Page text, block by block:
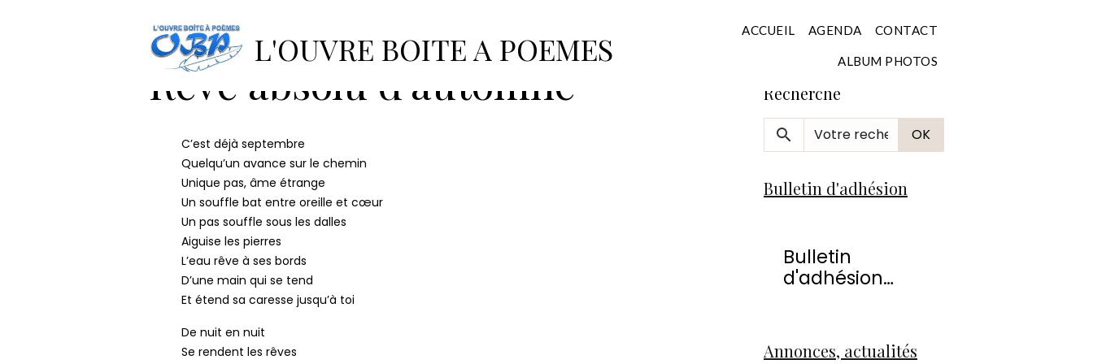
L'OUVRE BOITE A POEMES ACCUEIL AGENDA CONTACT
ALBUM PHOTOS
Rêve absolu d’automne
Rêve absolu d’automne
C’est déjà septembre
Quelqu’un avance sur le chemin
Unique pas, âme étrange
Un souffle bat entre oreille et cœur
Un pas souffle sous les dalles
Aiguise les pierres
L’eau rêve à ses bords
D’une main qui se tend
Et étend sa caresse jusqu’à toi
De nuit en nuit
Se rendent les rêves
Recherche
OK
Bulletin d'adhésion
Bulletin
d'adhésion
Annonces, actualités